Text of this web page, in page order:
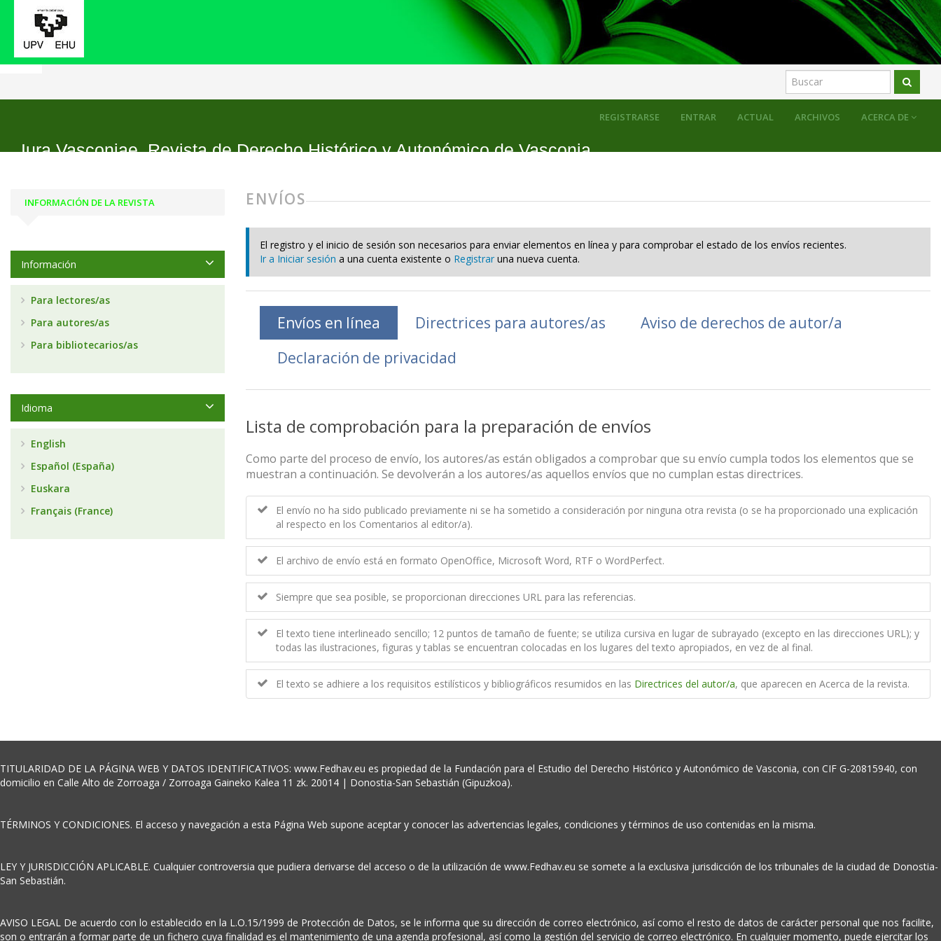
ACTUAL ARCHIVOS ACERCA DE
REGISTRARSE ENTRAR
Iura Vasconiae. Revista de Derecho Histórico y Autonómico de Vasconia
Inicio Envíos
ENVÍOS
El registro y el inicio de sesión son necesarios para enviar elementos en línea y para comprobar el estado de los envíos recientes.
Ir a Iniciar sesión a una cuenta existente o Registrar una nueva cuenta.
Envíos en línea Directrices para autores/as
Aviso de derechos de autor/a
Declaración de privacidad
Lista de comprobación para la preparación de envíos
Como parte del proceso de envío, los autores/as están obligados a comprobar que su envío cumpla todos los elementos que se
muestran a continuación. Se devolverán a los autores/as aquellos envíos que no cumplan estas directrices.
El envío no ha sido publicado previamente ni se ha sometido a consideración por ninguna otra revista (o se ha proporcionado una explicación
al respecto en los Comentarios al editor/a).
El archivo de envío está en formato OpenOffice, Microsoft Word, RTF o WordPerfect.
Siempre que sea posible, se proporcionan direcciones URL para las referencias.
El texto tiene interlineado sencillo; 12 puntos de tamaño de fuente; se utiliza cursiva en lugar de subrayado (excepto en las direcciones URL); y
todas las ilustraciones, figuras y tablas se encuentran colocadas en los lugares del texto apropiados, en vez de al final.
El texto se adhiere a los requisitos estilísticos y bibliográficos resumidos en las Directrices del autor/a, que aparecen en Acerca de la revista.
INFORMACIÓN DE LA REVISTA
Información
Para lectores/as
Para autores/as
Para bibliotecarios/as
Idioma
English
Español (España)
Euskara
Français (France)
TITULARIDAD DE LA PÁGINA WEB Y DATOS IDENTIFICATIVOS: www.Fedhav.eu es propiedad de la Fundación para el Estudio del Derecho Histórico y Autonómico de Vasconia, con CIF G-20815940, con
domicilio en Calle Alto de Zorroaga / Zorroaga Gaineko Kalea 11 zk. 20014 | Donostia-San Sebastián (Gipuzkoa).
TÉRMINOS Y CONDICIONES. El acceso y navegación a esta Página Web supone aceptar y conocer las advertencias legales, condiciones y términos de uso contenidas en la misma.
LEY Y JURISDICCIÓN APLICABLE. Cualquier controversia que pudiera derivarse del acceso o de la utilización de www.Fedhav.eu se somete a la exclusiva jurisdicción de los tribunales de la ciudad de Donostia-
San Sebastián.
AVISO LEGAL De acuerdo con lo establecido en la L.O.15/1999 de Protección de Datos, se le informa que su dirección de correo electrónico, así como el resto de datos de carácter personal que nos facilite,
son o entrarán a formar parte de un fichero cuya finalidad es el mantenimiento de una agenda profesional, así como la gestión del servicio de correo electrónico. En cualquier momento, puede ejercitar los